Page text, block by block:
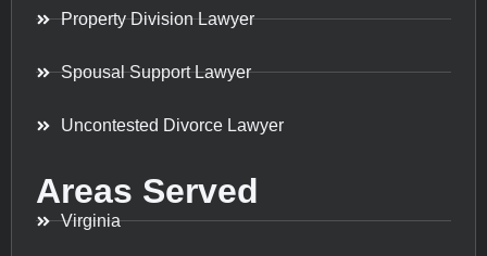
Property Division Lawyer
Spousal Support Lawyer
Uncontested Divorce Lawyer
Areas Served
Virginia